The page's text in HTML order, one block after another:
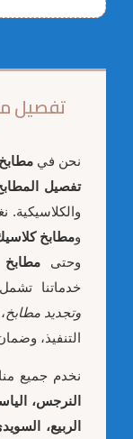
تفصيل
نحن في
تفصيل
ومطابخ
وحتى مطابخ
خدماتنا
وتجديد مطابخ
التنفيذ،
نخدم جميع
النرجس،
الربيع،